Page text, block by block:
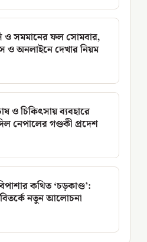
সমমানের ফল সোমবার,
অনলাইনে দেখার নিয়ম
ও চিকিৎসায় ব্যবহারে
নেপালের গণ্ডকী প্রদেশ
কথিত ‘চড়কাণ্ড’:
নতুন আলোচনা